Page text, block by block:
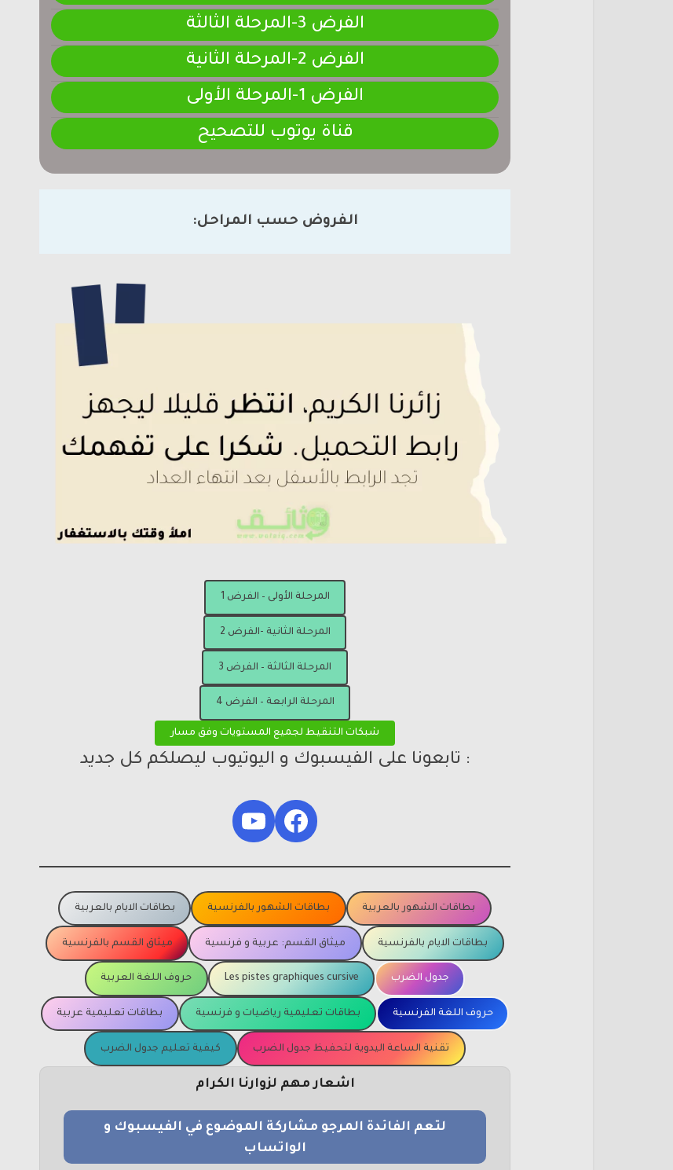
الفرض 3-المرحلة الثالثة
الفرض 2-المرحلة الثانية
الفرض 1-المرحلة الأولى
قناة يوتوب للتصحيح
الفروض حسب المراحل:
المرحلة الأولى – الفرض 1
المرحلة الثانية -الفرض 2
المرحلة الثالثة – الفرض 3
المرحلة الرابعة – الفرض 4
شبكات التنقيط لجميع المستويات وفق مسار
: تابعونا على الفيسبوك و اليوتيوب ليصلكم كل جديد
Facebook
YouTube
بطاقات الشهور بالعربية بطاقات الشهور بالفرنسية بطاقات الايام بالعربية
بطاقات الايام بالفرنسية ميثاق القسم: عربية و فرنسية ميثاق القسم بالفرنسية
جدول الضرب Les pistes graphiques cursive حروف اللغة العربية
حروف اللغة الفرنسية بطاقات تعليمية رياضيات و فرنسية بطاقات تعليمية عربية
تقنية الساعة اليدوية لتحفيظ جدول الضرب كيفية تعليم جدول الضرب
اشعار مهم لزوارنا الكرام
لتعم الفائدة المرجو مشاركة الموضوع في الفيسبوك و
الواتساب